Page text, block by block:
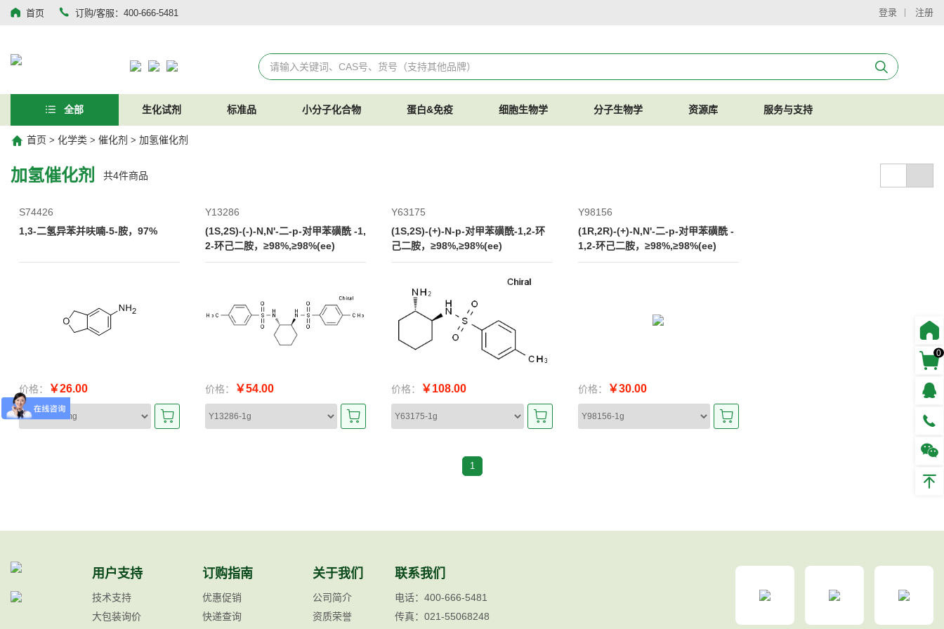
首页 订购/客服：400-666-5481 登录 注册
全部 生化试剂 标准品 小分子化合物 蛋白&免疫 细胞生物学 分子生物学 资源库 服务与支持
首页 > 化学类 > 催化剂 > 加氢催化剂
加氢催化剂 共4件商品
S74426
1,3-二氢异苯并呋喃-5-胺，97%
价格： ￥26.00
Y13286
(1S,2S)-(-)-N,N'-二-p-对甲苯磺酰 -1,
2-环己二胺，≥98%,≥98%(ee)
价格： ￥54.00
Y63175
(1S,2S)-(+)-N-p-对甲苯磺酰-1,2-环
己二胺，≥98%,≥98%(ee)
价格： ￥108.00
Y98156
(1R,2R)-(+)-N,N'-二-p-对甲苯磺酰 -
1,2-环己二胺，≥98%,≥98%(ee)
价格： ￥30.00
1
用户支持
技术支持
大包装询价
订购指南
优惠促销
快递查询
关于我们
公司简介
资质荣誉
联系我们
电话：400-666-5481
传真：021-55068248
0